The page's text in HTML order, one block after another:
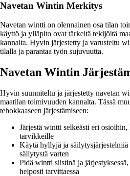
Navetan Wintin Merkitys
Navetan wintti on olennainen osa tilan
käyttö ja ylläpito ovat tärkeitä tekijöitä
kannalta. Hyvin järjestetty ja varusteltu
tilalla ja parantaa työn sujuvuutta.
Navetan Wintin
Hyvin suunniteltu ja järjestetty navetan
maatilan toimivuuden kannalta. Tässä
tehokkaaseen järjestämiseen:
Järjestä wintti selkeästi eri
tarvikkeille
Käytä hyllyjä ja säilytysjärjestelmiä
säilytystä varten
Pidä wintti siistinä ja
helposti tarvittaessa